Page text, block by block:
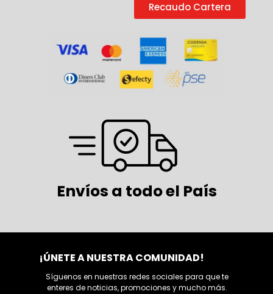
Recaudo Cartera
Envíos a todo el País
¡ÚNETE A NUESTRA COMUNIDAD!
Síguenos en nuestras redes sociales para que te
enteres de noticias, promociones y mucho más.